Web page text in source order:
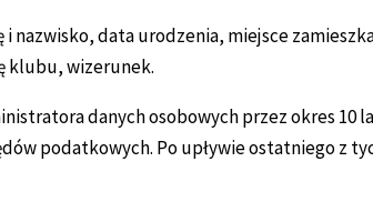
data urodzenia, miejsce
klubu, wizerunek.
danych osobowych przez okres 10
podatkowych. Po upływie ostatniego z